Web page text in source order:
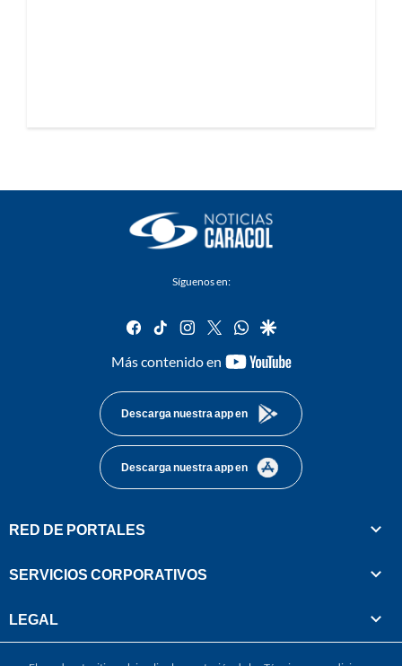
Síguenos en:
facebook
tiktok instagram
twitterwhatsapp
google
Más contenido en
youtube-
Descarga nuestra app en
Descarga nuestra app en
RED DE PORTALES
SERVICIOS CORPORATIVOS
LEGAL